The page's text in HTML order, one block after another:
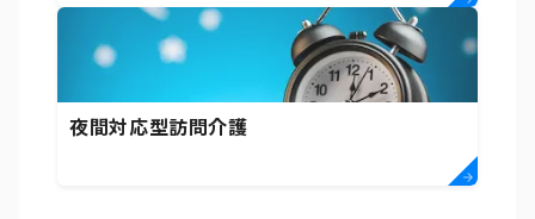
夜間対応型訪問介護